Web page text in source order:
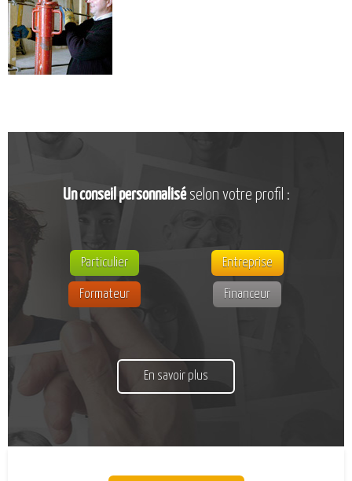
CATALOGUE DE FORMATIONS
Un conseil personnaliséselon votre profil :
Particulier Entreprise
Formateur Financeur
En savoir plus